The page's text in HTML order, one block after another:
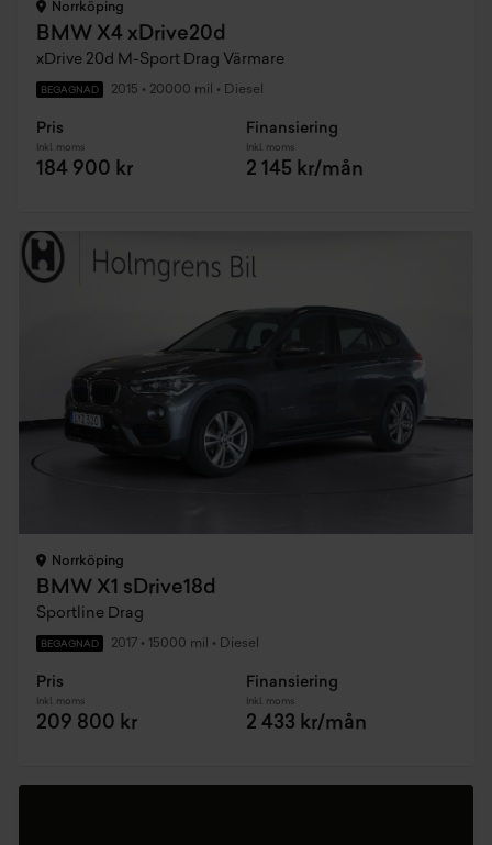
Norrköping
BMW X4 xDrive20d
xDrive 20d M-Sport Drag Värmare
BEGAGNAD 2015 • 20000 mil • Diesel
Pris
Inkl. moms
184 900 kr
Finansiering
Inkl. moms
2 145 kr/mån
Norrköping
BMW X1 sDrive18d
Sportline Drag
BEGAGNAD 2017 • 15000 mil • Diesel
Pris
Inkl. moms
209 800 kr
Finansiering
Inkl. moms
2 433 kr/mån